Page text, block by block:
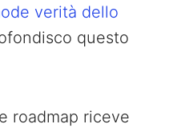
verità dello
questo
roadmap riceve